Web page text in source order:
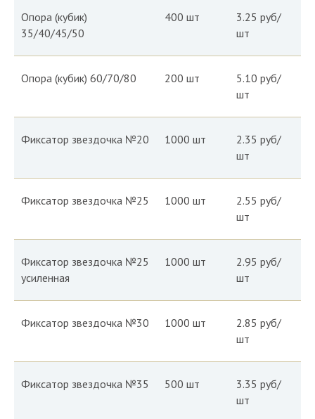
Опора (кубик)
35/40/45/50
400 шт
3.25 руб/
шт
Опора (кубик) 60/70/80 200 шт
5.10 руб/
шт
Фиксатор звездочка №20 1000 шт
2.35 руб/
шт
Фиксатор звездочка №25 1000 шт
2.55 руб/
шт
Фиксатор звездочка №25
усиленная
1000 шт
2.95 руб/
шт
Фиксатор звездочка №30 1000 шт
2.85 руб/
шт
Фиксатор звездочка №35 500 шт
3.35 руб/
шт